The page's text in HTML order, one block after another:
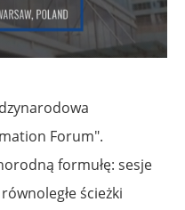
Forum".
formułę: sesje
ścieżki